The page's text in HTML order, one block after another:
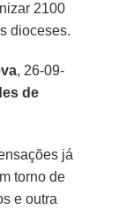
2100
dioceses.
, 26-09-
de
já
torno de
e outra